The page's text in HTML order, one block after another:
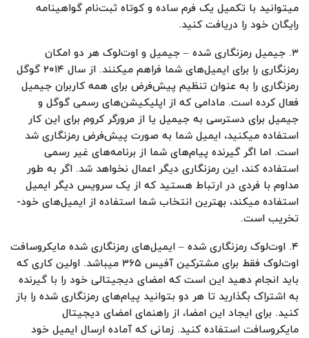
میتوانید با تکمیل یک فرم ساده و کوتاه ثبت‌نام گواهینامه
رایگان خود را دریافت کنید.
۳. جیمیل رمزنگاری شده – جیمیل و اوت‌لوک هر دو امکان
رمزنگاری را برای ایمیل‌های شما فراهم میکنند. از سال ۲۰۱۴ گوگل
رمزنگاری را به عنوان تنظیم پیش‌فرض برای همه کاربران جیمیل
فعال کرده است. مادامی که از اپلیکیشن‌های رسمی گوگل و
جیمیل برای دسترسی به جیمیل یا از مرورگر کروم برای این کار
استفاده میکنید، ایمیل شما به صورت پیش‌فرض رمزنگاری شد
است. اما اگر گیرنده پیام‌های شما از برنامه‌های غیر رسمی
استفاده کند، این رمزنگاری دیگر اعمال نخواهد شد. اگر به طور
مداوم با فردی در ارتباط هستید که از یک سرویس دیگر ایمیل
استفاده میکند، بهترین انتخاب شما استفاده از ایمیل‌های خود-
تخریب است.
۴. اوت‌لوک رمزنگاری شده – ایمیل‌های رمزنگاری شده مایکروسافت
اوت‌لوک فقط برای مشترکین آفیس ۳۶۵ میباشد. اولین کاری که
باید انجام دهید این است که امضای دیجیتالی خود را با گیرنده
به اشتراک بگذارید تا هر دو بتوانید پیام‌های رمزنگاری شده را باز
کنید. برای ایجاد این امضا، از راهنمای امضای دیجیتال
مایکروسافت استفاده کنید. زمانی که آماده ارسال ایمیل خود